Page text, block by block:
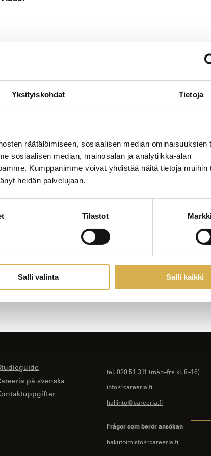
Yksityiskohdat Tietoja
räätälöimiseen, sosiaalisen median ominaisuuksien
sosiaalisen median, mainosalan ja analytiikka-alan
Kumppanimme voivat yhdistää näitä tietoja muihin
heidän palvelujaan.
Tilastot
Salli valinta Salli kaikki
på svenska
tel. 020 51 311 (mån–fre kl. 8–16)
info@careeria.fi
hallinto@careeria.fi
Frågor som berör ansökan
hakutoimisto@careeria.fi